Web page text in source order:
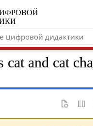
cat and cat